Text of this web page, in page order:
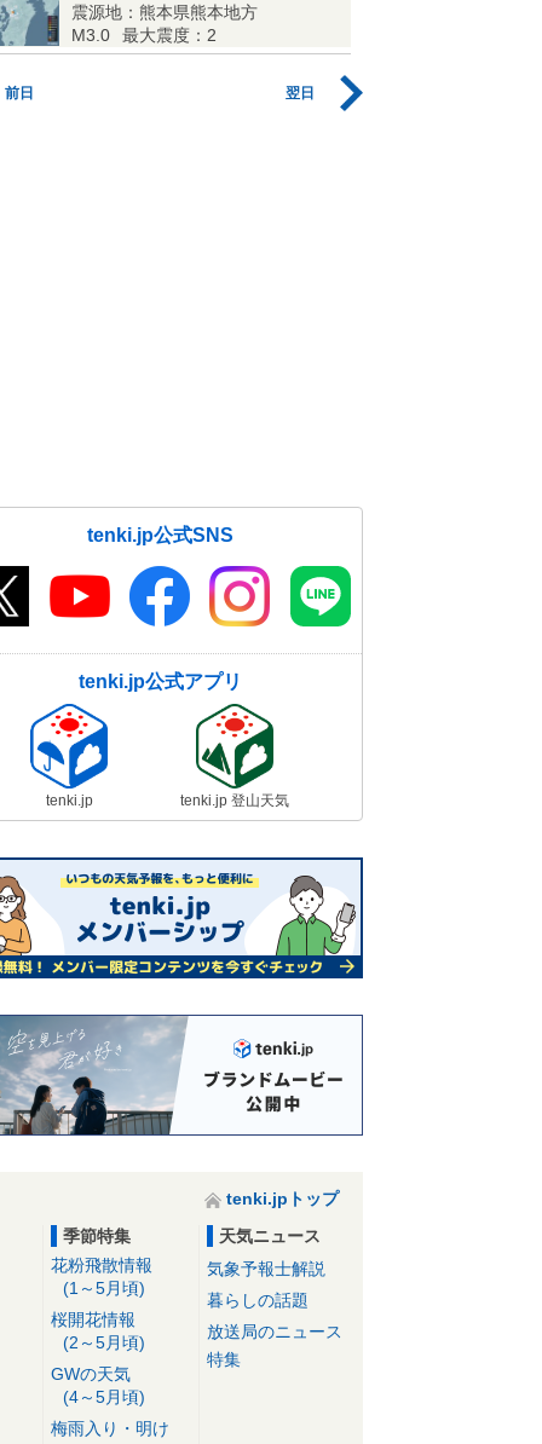
震源地：熊本県熊本地方
M3.0
最大震度：2
前日 翌日
tenki.jp公式SNS
tenki.jp公式アプリ
tenki.jp tenki.jp 登山天気
tenki.jpトップ
季節特集
花粉飛散情報
(1～5月頃)
桜開花情報
(2～5月頃)
GWの天気
(4～5月頃)
梅雨入り・明け
天気ニュース
気象予報士解説
暮らしの話題
放送局のニュース
特集